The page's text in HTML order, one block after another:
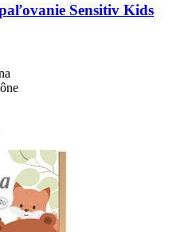
Sensitiv Kids